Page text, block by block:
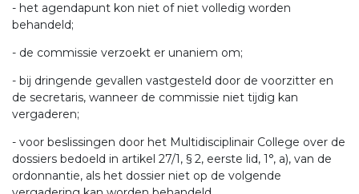
- het agendapunt kon niet of niet volledig worden
behandeld;
- de commissie verzoekt er unaniem om;
- bij dringende gevallen vastgesteld door de voorzitter en
de secretaris, wanneer de commissie niet tijdig kan
vergaderen;
- voor beslissingen door het Multidisciplinair College over de
dossiers bedoeld in artikel 27/1, § 2, eerste lid, 1°, a), van de
ordonnantie, als het dossier niet op de volgende